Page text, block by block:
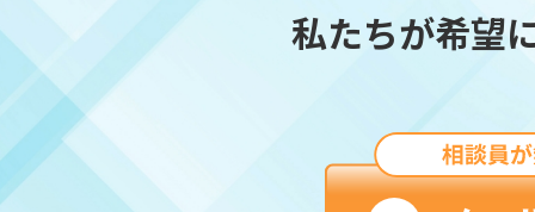
私たちが希望